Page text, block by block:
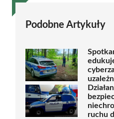
Podobne Artykuły
ruchu